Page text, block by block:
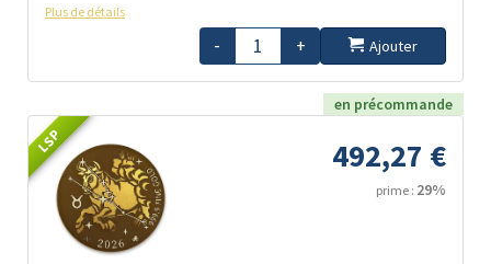
Plus de détails
- + Ajouter
en précommande
LSP 492,27 €
prime : 29%